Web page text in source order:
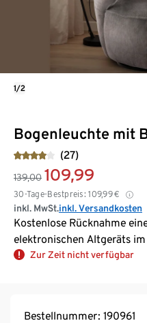
Bogenleuchte mit
(27)
139,00 109,99
30-Tage-Bestpreis: 109,99€
inkl. MwSt.inkl. Versandkosten
Kostenlose Rücknahme
elektronischen Altgeräts
Zur Zeit nicht verfügbar
1/2
Bestellnummer: 190961